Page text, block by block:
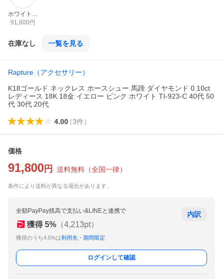
ホワイトゴ
ールド
91,800 円
在庫なし 一覧を見る
Rapture（アクセサリー）
K18ゴールド ネックレス ホースシュー 馬蹄 ダイヤモンド 0.10ct
レディース 18K 18金 イエロー ピンク ホワイト TI-923-C 40代 50
代 30代 20代
4.00（3件）
価格
91,800 円 送料無料 （全国一律）
条件により送料が異なる場合があります。
全額PayPay残高で支払い&LINEと連携で
獲得 5% （4,213pt）
獲得のうち4.5%は利用先・期間限定
内訳
ログインして確認